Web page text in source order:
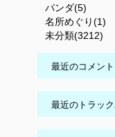
パンダ(5)
名所めぐり(1)
未分類(3212)
最近のコメント
最近のトラッ